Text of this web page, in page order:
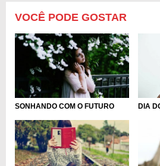
VOCÊ PODE GOSTAR
SONHANDO COM O FUTURO DIA